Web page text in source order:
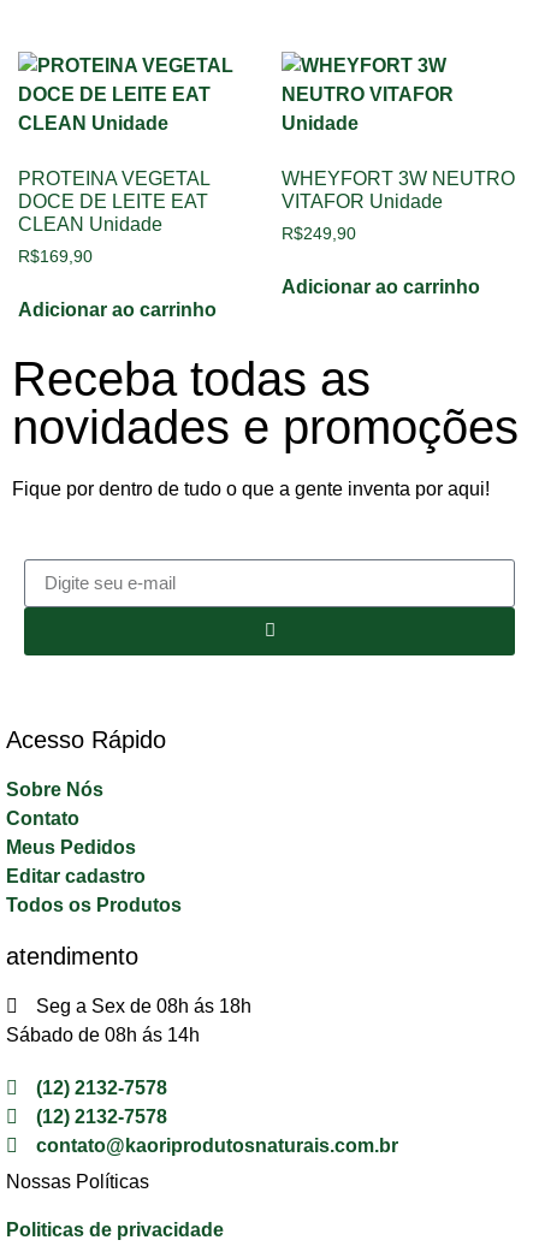
PROTEINA VEGETAL
DOCE DE LEITE EAT
CLEAN Unidade
R$169,90
Adicionar ao carrinho
WHEYFORT 3W NEUTRO
VITAFOR Unidade
R$249,90
Adicionar ao carrinho
Receba todas as
novidades e promoções
Fique por dentro de tudo o que a gente inventa por aqui!
Acesso Rápido​
Sobre Nós
Contato
Meus Pedidos
Editar cadastro
Todos os Produtos
atendimento
Seg a Sex de 08h ás 18h
Sábado de 08h ás 14h
(12) 2132-7578
(12) 2132-7578
contato@kaoriprodutosnaturais.com.br
Nossas Políticas
Politicas de privacidade